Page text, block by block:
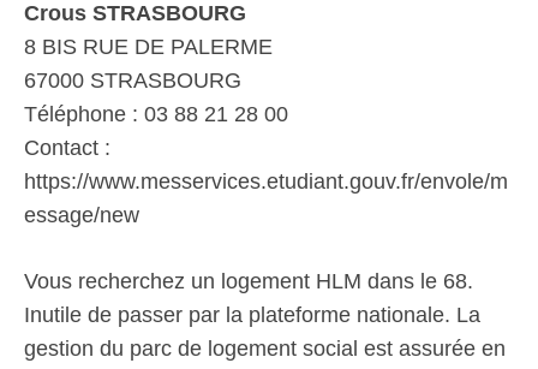
Crous STRASBOURG
8 BIS RUE DE PALERME
67000 STRASBOURG
Téléphone : 03 88 21 28 00
Contact :
https://www.messervices.etudiant.gouv.fr/envole/m
essage/new
Vous recherchez un logement HLM dans le 68.
Inutile de passer par la plateforme nationale. La
gestion du parc de logement social est assurée en